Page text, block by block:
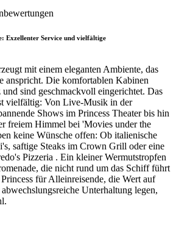
Exzellenter Service und vielfältige
mit einem eleganten Ambiente, das
anspricht. Die komfortablen Kabinen
und sind geschmackvoll eingerichtet. Das
vielfältig: Von Live-Musik in der
Shows im Princess Theater bis hin
freiem Himmel bei 'Movies under the
keine Wünsche offen: Ob italienische
saftige Steaks im Crown Grill oder eine
Pizzeria . Ein kleiner Wermutstropfen
die nicht rund um das Schiff führt
für Alleinreisende, die Wert auf
Unterhaltung legen,